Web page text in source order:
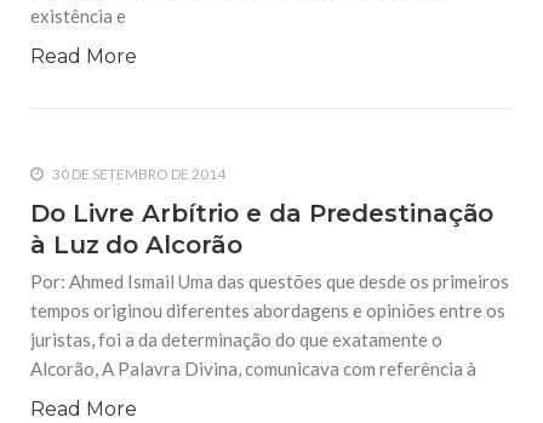
existência e
Read More
30 DE SETEMBRO DE 2014
Do Livre Arbítrio e da Predestinação
à Luz do Alcorão
Por: Ahmed Ismail Uma das questões que desde os primeiros
tempos originou diferentes abordagens e opiniões entre os
juristas, foi a da determinação do que exatamente o
Alcorão, A Palavra Divina, comunicava com referência à
Read More